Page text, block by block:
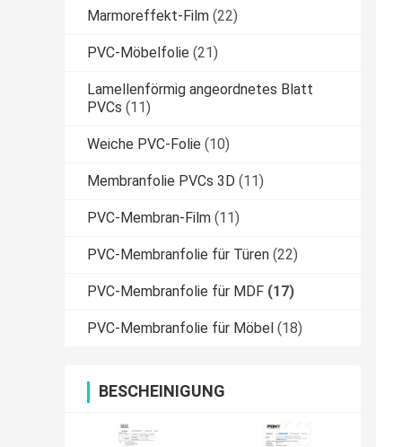
Marmoreffekt-Film (22)
PVC-Möbelfolie (21)
Lamellenförmig angeordnetes Blatt
PVCs (11)
Weiche PVC-Folie (10)
Membranfolie PVCs 3D (11)
PVC-Membran-Film (11)
PVC-Membranfolie für Türen (22)
PVC-Membranfolie für MDF (17)
PVC-Membranfolie für Möbel (18)
BESCHEINIGUNG